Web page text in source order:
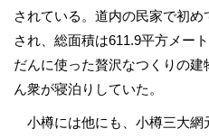
されている。道内の民家で初
され、総面積は611.9平方メー
だんに使った贅沢なつくりの
ん衆が寝泊りしていた。
小樽には他にも、小樽三大網